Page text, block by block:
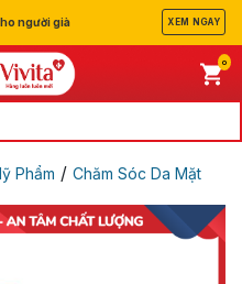
người già XEM NGAY
0
Phẩm / Chăm Sóc Da Mặt